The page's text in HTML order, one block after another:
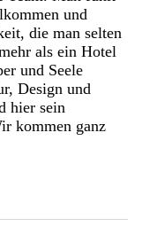
und
die man selten
als ein Hotel
und Seele
Design und
hier sein
kommen ganz